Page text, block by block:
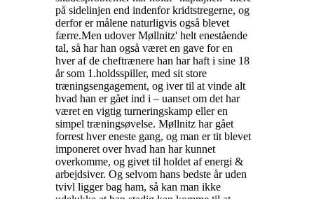
på sidelinjen end indenfor kridtstregerne, og
derfor er målene naturligvis også blevet
færre.Men udover Møllnitz' helt enestående
tal, så har han også været en gave for en
hver af de cheftrænere han har haft i sine 18
år som 1.holdsspiller, med sit store
træningsengagement, og iver til at vinde alt
hvad han er gået ind i – uanset om det har
været en vigtig turneringskamp eller en
simpel træningsøvelse. Møllnitz har gået
forrest hver eneste gang, og man er tit blevet
imponeret over hvad han har kunnet
overkomme, og givet til holdet af energi &
arbejdsiver. Og selvom hans bedste år uden
tvivl ligger bag ham, så kan man ikke